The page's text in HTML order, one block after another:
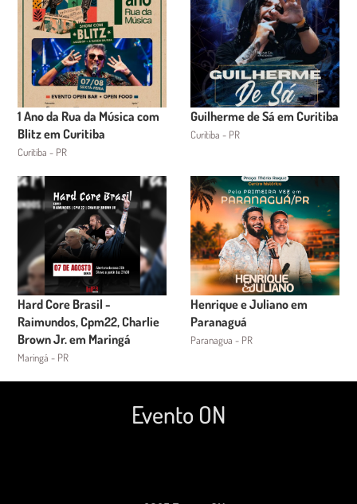
1 Ano da Rua da Música com
Blitz em Curitiba
Curitiba - PR
Guilherme de Sá em Curitiba
Curitiba - PR
Hard Core Brasil -
Raimundos, Cpm22, Charlie
Brown Jr. em Maringá
Maringá - PR
Henrique e Juliano em
Paranaguá
Paranagua - PR
Evento ON